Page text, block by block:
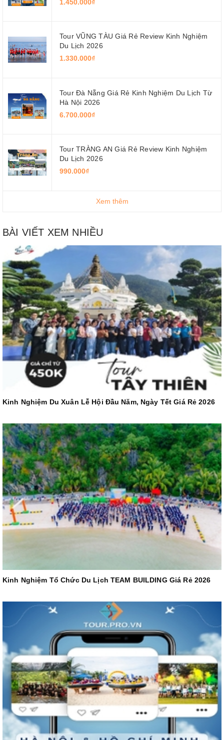
1.450.000₫
Tour VŨNG TÀU Giá Rẻ Review Kinh Nghiệm
Du Lịch 2026
1.330.000₫
Tour Đà Nẵng Giá Rẻ Kinh Nghiệm Du Lịch Từ
Hà Nội 2026
6.700.000₫
Tour TRÀNG AN Giá Rẻ Review Kinh Nghiệm
Du Lịch 2026
990.000₫
Xem thêm
BÀI VIẾT XEM NHIỀU
Kinh Nghiệm Du Xuân Lễ Hội Đầu Năm, Ngày Tết Giá Rẻ 2026
Kinh Nghiệm Tổ Chức Du Lịch TEAM BUILDING Giá Rẻ 2026